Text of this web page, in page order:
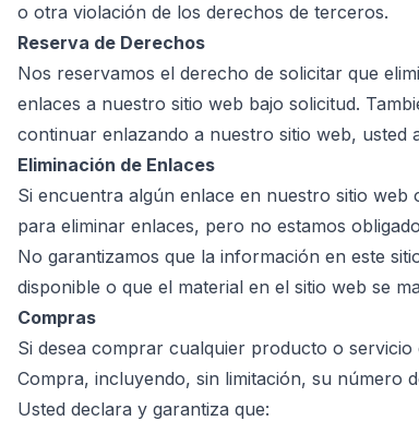
o otra violación de los derechos de terceros.
Reserva de Derechos
Nos reservamos el derecho de solicitar que
enlaces a nuestro sitio web bajo solicitud.
continuar enlazando a nuestro sitio web, usted
Eliminación de Enlaces
Si encuentra algún enlace en nuestro sitio
para eliminar enlaces, pero no estamos
No garantizamos que la información en este
disponible o que el material en el sitio web se
Compras
Si desea comprar cualquier producto o
Compra, incluyendo, sin limitación, su número
Usted declara y garantiza que: